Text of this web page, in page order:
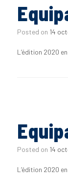
Posted on 14
L’édition 2020
Posted on 14
L’édition 2020